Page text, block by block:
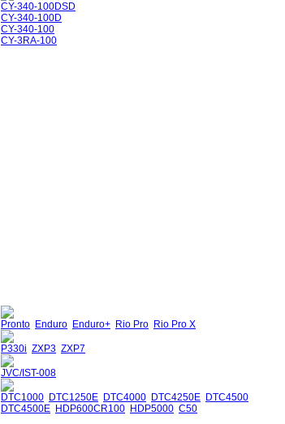
CY-340-100DSD
CY-340-100D
CY-340-100
CY-3RA-100
Pronto Enduro Enduro+ Rio Pro Rio Pro X
P330i ZXP3 ZXP7
JVC/IST-008
DTC1000 DTC1250E DTC4000 DTC4250E DTC4500
DTC4500E HDP600CR100 HDP5000 C50